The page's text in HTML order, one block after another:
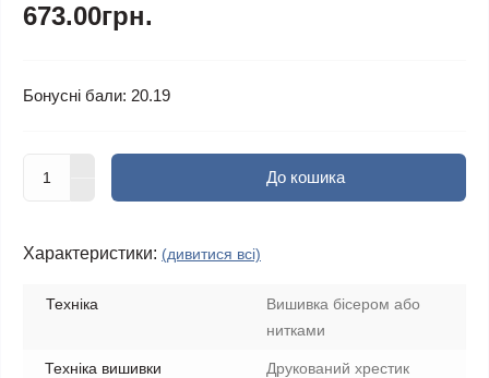
673.00грн.
Бонусні бали: 20.19
До кошика
Характеристики: (дивитися всі)
Техніка
Вишивка бісером або
нитками
Техніка вишивки
Друкований хрестик